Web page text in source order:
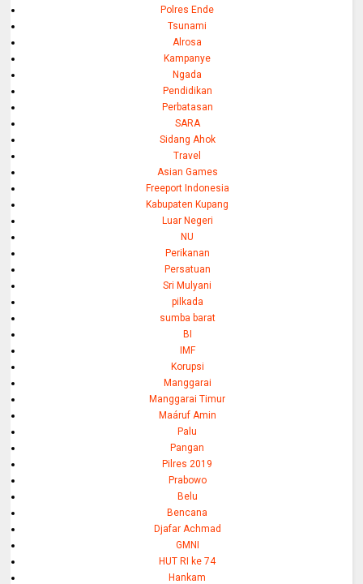
Polres Ende
Tsunami
Alrosa
Kampanye
Ngada
Pendidikan
Perbatasan
SARA
Sidang Ahok
Travel
Asian Games
Freeport Indonesia
Kabupaten Kupang
Luar Negeri
NU
Perikanan
Persatuan
Sri Mulyani
pilkada
sumba barat
BI
IMF
Korupsi
Manggarai
Manggarai Timur
Maáruf Amin
Palu
Pangan
Pilres 2019
Prabowo
Belu
Bencana
Djafar Achmad
GMNI
HUT RI ke 74
Hankam